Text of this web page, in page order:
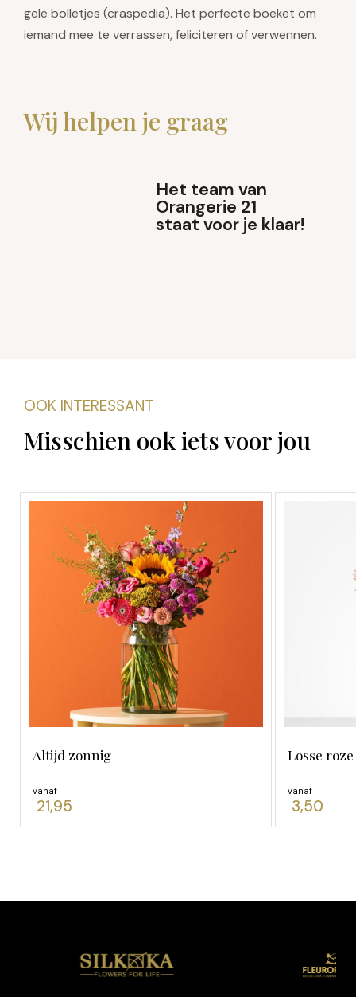
gele bolletjes (craspedia). Het perfecte boeket om
iemand mee te verrassen, feliciteren of verwennen.
Wij helpen je graag
Het team van
Orangerie 21
staat voor je klaar!
OOK INTERESSANT
Misschien ook iets voor jou
Altijd zonnig
vanaf
21,95
Losse
vanaf
3,50